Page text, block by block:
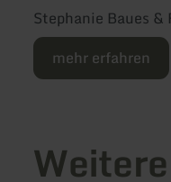
Stephanie Baues
mehr erfahren